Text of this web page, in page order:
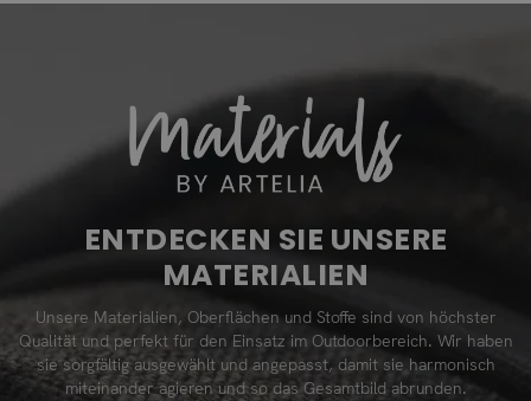
ENTDECKEN SIE UNSERE
MATERIALIEN
Unsere Materialien, Oberflächen und Stoffe sind von höchster
Qualität und perfekt für den Einsatz im Outdoorbereich. Wir haben
sie sorgfältig ausgewählt und angepasst, damit sie harmonisch
miteinander agieren und so das Gesamtbild abrunden.